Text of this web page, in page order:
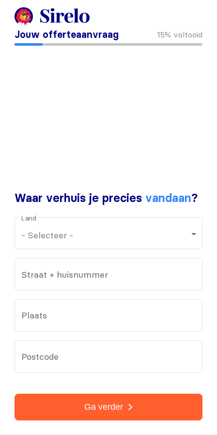
Jouw offerteaanvraag 15% voltooid
Waar verhuis je precies vandaan?
Land
Straat + huisnummer
Plaats
Postcode
Ga verder